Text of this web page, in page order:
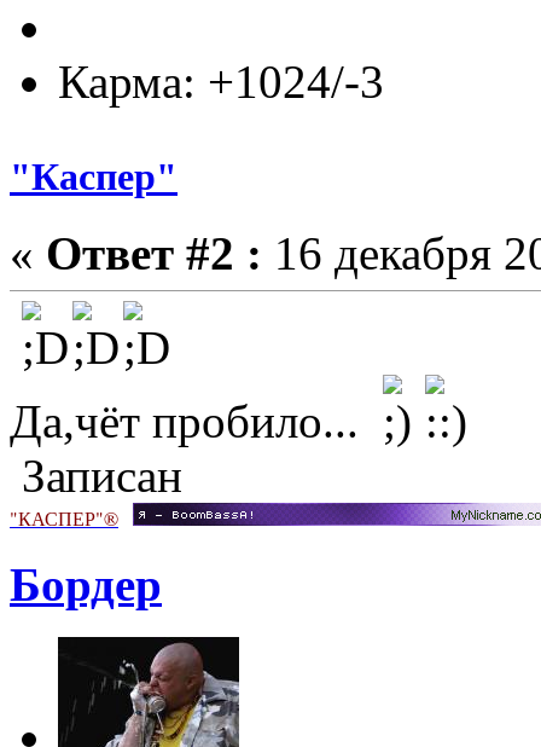
Карма: +1024/-3
"Каспер"
« Ответ #2 : 16 декабря
Да,чёт пробило...
Записан
"КАСПЕР"®
Бордер